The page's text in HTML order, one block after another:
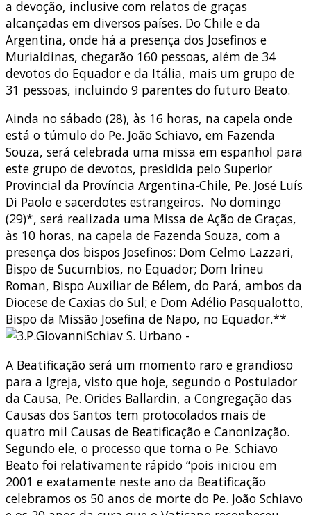
a devoção, inclusive com relatos de graças
alcançadas em diversos países. Do Chile e da
Argentina, onde há a presença dos Josefinos e
Murialdinas, chegarão 160 pessoas, além de 34
devotos do Equador e da Itália, mais um grupo de
31 pessoas, incluindo 9 parentes do futuro Beato.
Ainda no sábado (28), às 16 horas, na capela onde
está o túmulo do Pe. João Schiavo, em Fazenda
Souza, será celebrada uma missa em espanhol para
este grupo de devotos, presidida pelo Superior
Provincial da Província Argentina-Chile, Pe. José Luís
Di Paolo e sacerdotes estrangeiros. No domingo
(29)*, será realizada uma Missa de Ação de Graças,
às 10 horas, na capela de Fazenda Souza, com a
presença dos bispos Josefinos: Dom Celmo Lazzari,
Bispo de Sucumbios, no Equador; Dom Irineu
Roman, Bispo Auxiliar de Bélem, do Pará, ambos da
Diocese de Caxias do Sul; e Dom Adélio Pasqualotto,
Bispo da Missão Josefina de Napo, no Equador.**
A Beatificação será um momento raro e grandioso
para a Igreja, visto que hoje, segundo o Postulador
da Causa, Pe. Orides Ballardin, a Congregação das
Causas dos Santos tem protocolados mais de
quatro mil Causas de Beatificação e Canonização.
Segundo ele, o processo que torna o Pe. Schiavo
Beato foi relativamente rápido “pois iniciou em
2001 e exatamente neste ano da Beatificação
celebramos os 50 anos de morte do Pe. João Schiavo